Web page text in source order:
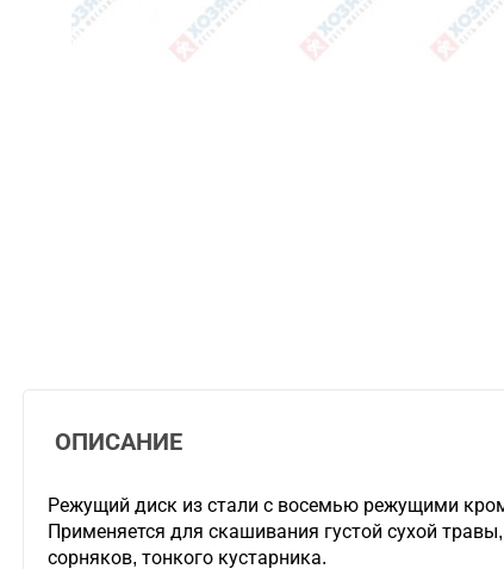
ОПИСАНИЕ
Режущий диск из стали с восемью режущими
Применяется для скашивания густой сухой
сорняков, тонкого кустарника.